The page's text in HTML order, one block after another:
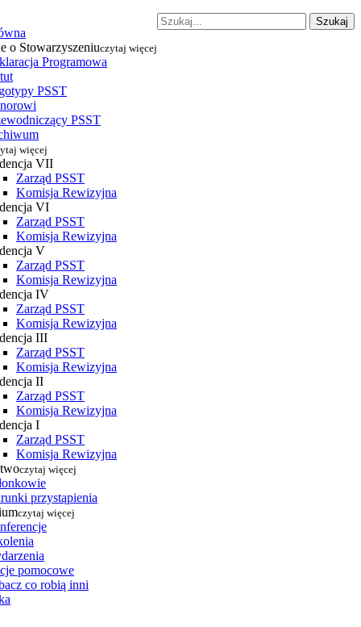
Szukaj
o Stowarzyszeniuczytaj więcej
Programowa
PSST
PSST
więcej
VII
Zarząd PSST
Komisja Rewizyjna
VI
Zarząd PSST
Komisja Rewizyjna
V
Zarząd PSST
Komisja Rewizyjna
IV
Zarząd PSST
Komisja Rewizyjna
III
Zarząd PSST
Komisja Rewizyjna
II
Zarząd PSST
Komisja Rewizyjna
I
Zarząd PSST
Komisja Rewizyjna
czytaj więcej
przystąpienia
czytaj więcej
pomocowe
co robią inni